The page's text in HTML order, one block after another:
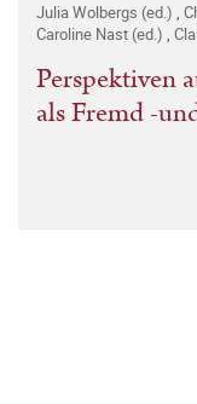
Julia Wolbergs (ed.) ,
Caroline Nast (ed.) ,
Perspektiven
als Fremd -